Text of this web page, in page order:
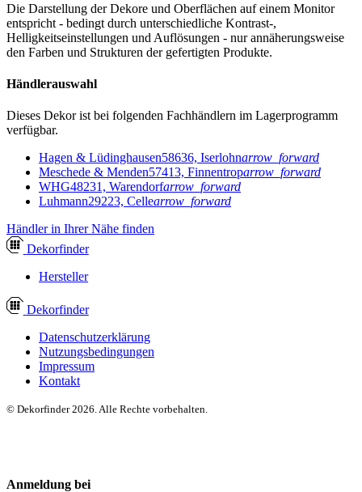
Die Darstellung der Dekore und Oberflächen auf einem Monitor
entspricht - bedingt durch unterschiedliche Kontrast-,
Helligkeitseinstellungen und Auflösungen - nur annäherungsweise
den Farben und Strukturen der gefertigten Produkte.
Händlerauswahl
Dieses Dekor ist bei folgenden Fachhändlern im Lagerprogramm
verfügbar.
Hagen & Lüdinghausen58636, Iserlohnarrow_forward
Meschede & Menden57413, Finnentroparrow_forward
WHG48231, Warendorfarrow_forward
Luhmann29223, Cellearrow_forward
Händler in Ihrer Nähe finden
Dekorfinder
Hersteller
Dekorfinder
Datenschutzerklärung
Nutzungsbedingungen
Impressum
Kontakt
© Dekorfinder 2026. Alle Rechte vorbehalten.
Anmeldung bei